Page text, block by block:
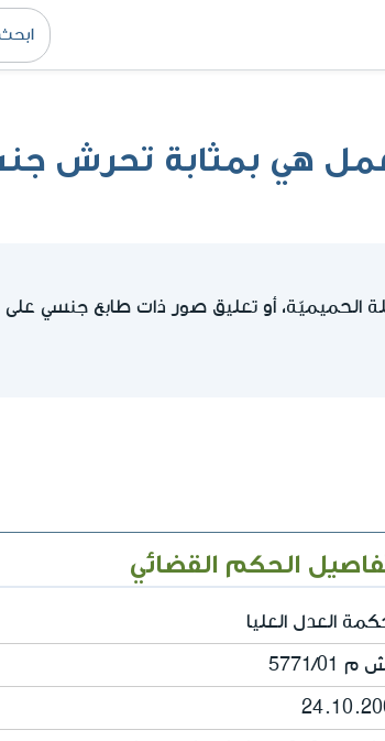
هي بمثابة تحرش
الحميميّة، أو تعليق صور ذات طابع جنسي على
الحكم القضائي
العدل العليا
5771/01